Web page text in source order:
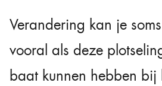
Verandering kan je
vooral als deze
baat kunnen hebben bij